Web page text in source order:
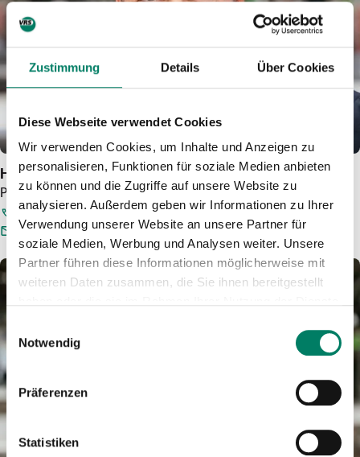
Zustimmung Details Über Cookies
Diese Webseite verwendet Cookies
Wir verwenden Cookies, um Inhalte und Anzeigen zu
personalisieren, Funktionen für soziale Medien anbieten
zu können und die Zugriffe auf unsere Website zu
analysieren. Außerdem geben wir Informationen zu Ihrer
Verwendung unserer Website an unsere Partner für
soziale Medien, Werbung und Analysen weiter. Unsere
Partner führen diese Informationen möglicherweise mit
weiteren Daten zusammen, die Sie ihnen bereitgestellt
Notwendig
Präferenzen
Statistiken
Holger Klein
Press spokesman
0221 - 20808 - 47
PRESSE@VRS.DE